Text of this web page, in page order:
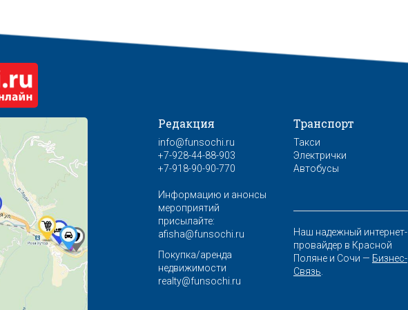
Редакция
info@funsochi.ru
+7-928-44-88-903
+7-918-90-90-770
Информацию и анонсы
мероприятий
присылайте:
afisha@funsochi.ru
Покупка/аренда
недвижимости
realty@funsochi.ru
Транспорт
Такси
Электрички
Автобусы
Наш надежный интернет-
провайдер в Красной
Поляне и Сочи — Бизнес-
Связь